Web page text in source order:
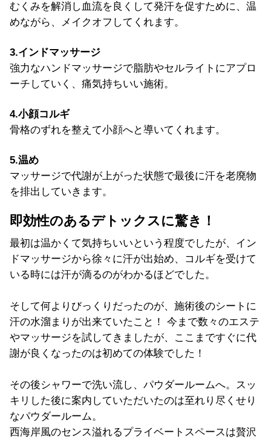
むくみを解消し血流を良くして発汗を促すために、温
めながら、メイクオフしてくれます。
3.インドマッサージ
強力なハンドマッサージで脂肪やセルライトにアプロ
ーチしていく、痛気持ちいい施術。
4.小顔コルギ
骨格のずれを整えて小顔へと導いてくれます。
5.温め
マッサージで代謝が上がった状態で最後に汗を老廃物
を排出していきます。
即効性のあるデトックスに驚き！
最初は温かくて気持ちいいという程度でしたが、イン
ドマッサージから徐々に汗が出始め、コルギを受けて
いる時には汗が滴るのがわかるほどでした。
そして何よりびっくりだったのが、施術後のシートに
汗の水溜まりが出来ていたこと！ 今まで数々のエステ
やマッサージを試してきましたが、ここまですぐに代
謝が良くなったのは初めての体験でした！
その後シャワーで洗い流し、パウダールームへ。スッ
キリした後に案内していただいたのは至れり尽くせり
なパウダールーム。
西海岸風のセンス溢れるプライベートスペースは贅沢